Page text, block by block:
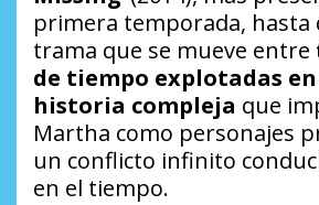
primera temporada, hasta
trama que se mueve entre
de tiempo explotadas
historia compleja que
Martha como personajes
un conflicto infinito
en el tiempo.